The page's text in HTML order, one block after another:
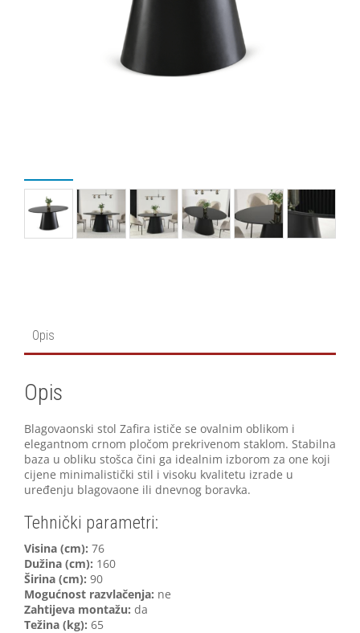
Opis
Opis
Blagovaonski stol Zafira ističe se ovalnim oblikom i
elegantnom crnom pločom prekrivenom staklom. Stabilna
baza u obliku stošca čini ga idealnim izborom za one koji
cijene minimalistički stil i visoku kvalitetu izrade u
uređenju blagovaone ili dnevnog boravka.
Tehnički parametri:
Visina (cm): 76
Dužina (cm): 160
Širina (cm): 90
Mogućnost razvlačenja: ne
Zahtijeva montažu: da
Težina (kg): 65